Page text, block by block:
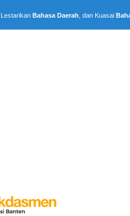
, Lestarikan Bahasa Daerah , dan Kuasai